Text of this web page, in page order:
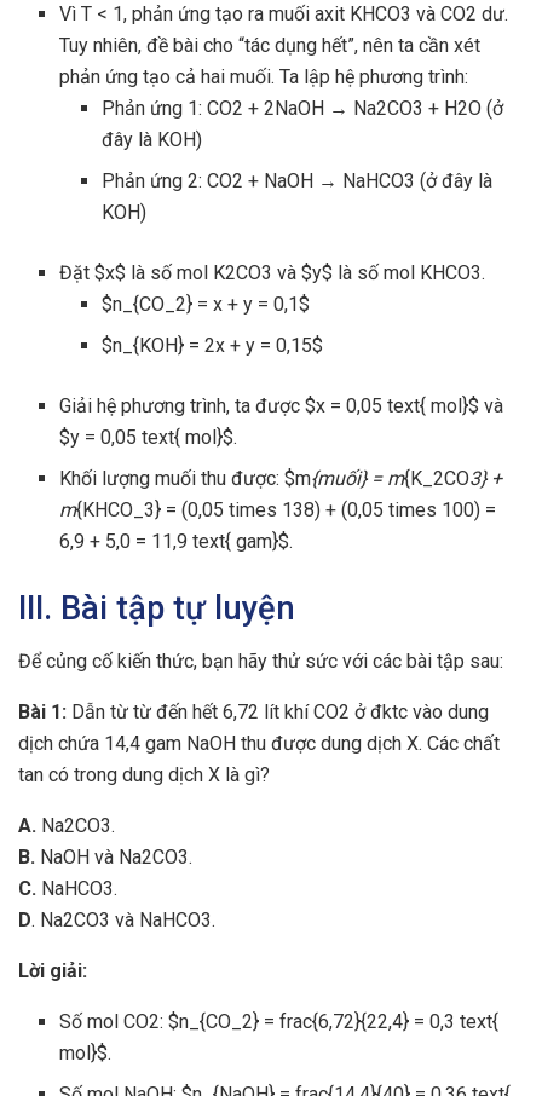
Vì T < 1, phản ứng tạo ra muối axit KHCO3 và CO2 dư.
Tuy nhiên, đề bài cho “tác dụng hết”, nên ta cần xét
phản ứng tạo cả hai muối. Ta lập hệ phương trình:
Phản ứng 1: CO2 + 2NaOH → Na2CO3 + H2O (ở
đây là KOH)
Phản ứng 2: CO2 + NaOH → NaHCO3 (ở đây là
KOH)
Đặt $x$ là số mol K2CO3 và $y$ là số mol KHCO3.
$n_{CO_2} = x + y = 0,1$
$n_{KOH} = 2x + y = 0,15$
Giải hệ phương trình, ta được $x = 0,05 text{ mol}$ và
$y = 0,05 text{ mol}$.
Khối lượng muối thu được: $m{muối} = m{K_2CO3} +
m{KHCO_3} = (0,05 times 138) + (0,05 times 100) =
6,9 + 5,0 = 11,9 text{ gam}$.
III. Bài tập tự luyện
Để củng cố kiến thức, bạn hãy thử sức với các bài tập sau:
Bài 1: Dẫn từ từ đến hết 6,72 lít khí CO2 ở đktc vào dung
dịch chứa 14,4 gam NaOH thu được dung dịch X. Các chất
tan có trong dung dịch X là gì?
A. Na2CO3.
B. NaOH và Na2CO3.
C. NaHCO3.
D. Na2CO3 và NaHCO3.
Lời giải:
Số mol CO2: $n_{CO_2} = frac{6,72}{22,4} = 0,3 text{
mol}$.